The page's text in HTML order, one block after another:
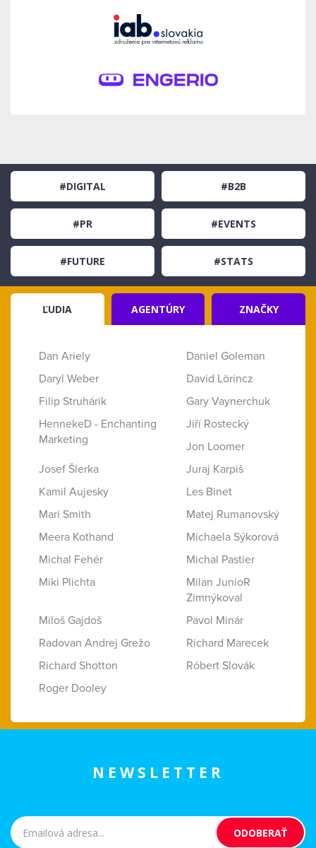
#DIGITAL #B2B
#PR #EVENTS
#FUTURE #STATS
ĽUDIA AGENTÚRY ZNAČKY
Dan Ariely
Daniel Goleman
Daryl Weber
David Lörincz
Filip Struhárik
Gary Vaynerchuk
HennekeD - Enchanting
Marketing
Jiří Rostecký
Jon Loomer
Josef Šlerka
Juraj Karpiš
Kamil Aujesky
Les Binet
Mari Smith
Matej Rumanovský
Meera Kothand
Michaela Sýkorová
Michal Fehér
Michal Pastier
Miki Plichta
Milan JunioR
Zimnýkoval
Miloš Gajdoš
Pavol Minár
Radovan Andrej Grežo
Richard Marecek
Richard Shotton
Róbert Slovák
Roger Dooley
NEWSLETTER